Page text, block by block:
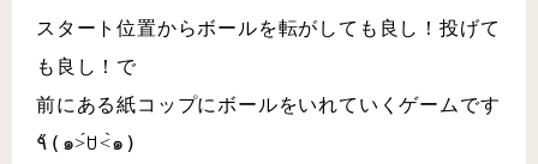
スタート位置からボールを転がしても良し！投げて
も良し！で
前にある紙コップにボールをいれていくゲームです
٩̋(๑˃́ꇴ˂̀๑)